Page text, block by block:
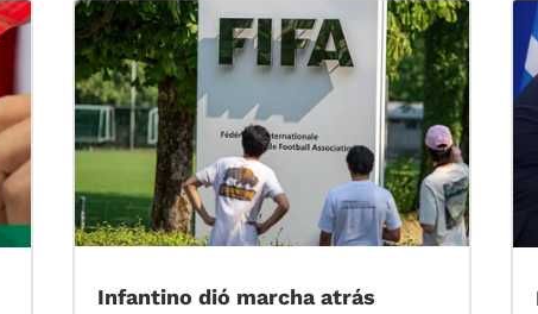
Infantino dió marcha atrás